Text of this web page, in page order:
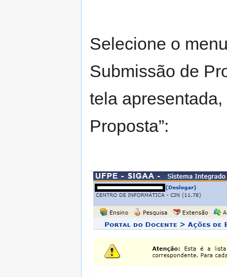
Selecione o
Submissão de
tela
Proposta”: